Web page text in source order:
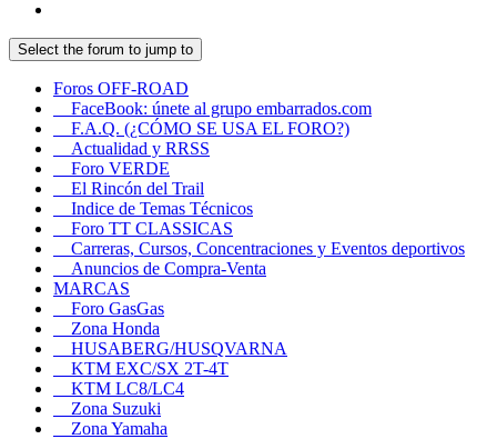
Select the forum to jump to
Foros OFF-ROAD
FaceBook: únete al grupo embarrados.com
F.A.Q. (¿CÓMO SE USA EL FORO?)
Actualidad y RRSS
Foro VERDE
El Rincón del Trail
Indice de Temas Técnicos
Foro TT CLASSICAS
Carreras, Cursos, Concentraciones y Eventos deportivos
Anuncios de Compra-Venta
MARCAS
Foro GasGas
Zona Honda
HUSABERG/HUSQVARNA
KTM EXC/SX 2T-4T
KTM LC8/LC4
Zona Suzuki
Zona Yamaha